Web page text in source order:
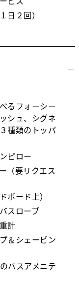
日２回）
るフォーシー
シュ、シグネ
種類のトッパ
ピロー
（要リクエス
ボード上）
スローブ
計
＆シェービン
バスアメニテ